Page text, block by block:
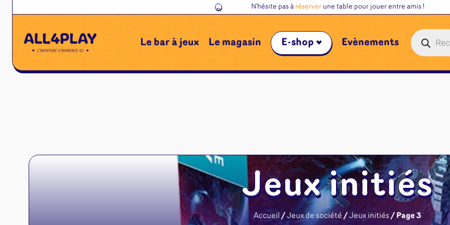
← N'hésite pas à réserverune table pour jouer entre amis !
Le bar à jeux Le magasin E-shop Évènements
Recherche
de
produits
Jeux initiés
Accueil /Jeux de société /Jeux initiés / Page 3